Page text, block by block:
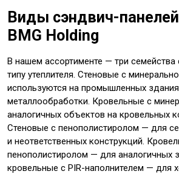
Виды сэндвич-
BMG Holding
В нашем ассортименте — три семейства
типу утеплителя. Стеновые с
используются на промышленных
металлообработки. Кровельные с
аналогичных объектов на кровельных
Стеновые с пенополистиролом — для
и неответственных конструкций.
пенополистиролом — для аналогичных
кровельные с PIR-наполнителем — для